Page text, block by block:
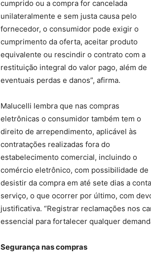
cumprido ou a compra for cancelada
unilateralmente e sem justa causa pelo
fornecedor, o consumidor pode exigir o
cumprimento da oferta, aceitar produto
equivalente ou rescindir o contrato com a
restituição integral do valor pago, além de
eventuais perdas e danos”, afirma.
Malucelli lembra que nas compras
eletrônicas o consumidor também tem o
direito de arrependimento, aplicável às
contratações realizadas fora do
estabelecimento comercial, incluindo o
comércio eletrônico, com possibilidade de
desistir da compra em até sete dias a
serviço, o que ocorrer por último, com
justificativa. “Registrar reclamações nos
essencial para fortalecer qualquer
Segurança nas compras